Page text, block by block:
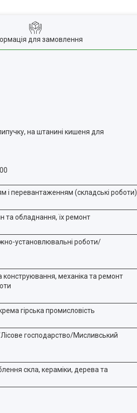
для замовлення
на штанині кишеня для
і перевантаженням (складські роботи)
та обладнання, їх ремонт
установлювальні роботи/
механіка та ремонт
гірська промисловість
господарство/Мисливський
скла, кераміки, дерева та